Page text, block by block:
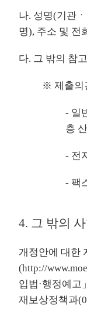
나. 성명(기관
명), 주소 및 전
다. 그 밖의 참
※ 제출의
- 일
층
- 전
- 팩
4. 그 밖의
개정안에 대한
(http://
입법·행정예고
재보상정책과